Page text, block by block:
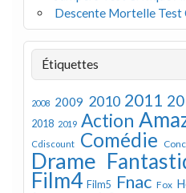
Descente Mortelle Test
Étiquettes
2008 2009 2010 2011
2018 2019 Action
Cdiscount Comédie
Drame
Film4 Film5 Fnac Fox